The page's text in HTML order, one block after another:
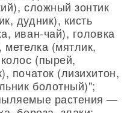
сложный зонтик
дудник), кисть
иван-чай), головка
метелка (мятлик,
(пырей,
початок (лизихитон,
болотный)";
растения —